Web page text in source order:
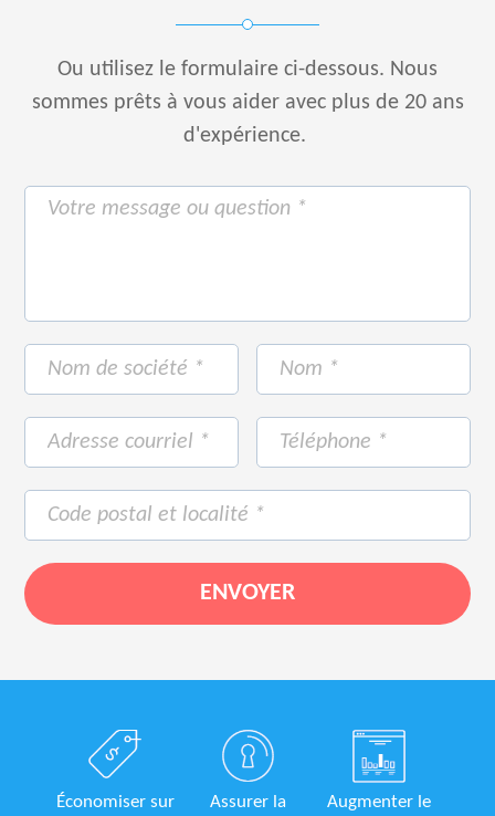
Ou utilisez le formulaire ci-dessous. Nous
sommes prêts à vous aider avec plus de 20 ans
d'expérience.
Économiser sur
Assurer la
Augmenter le